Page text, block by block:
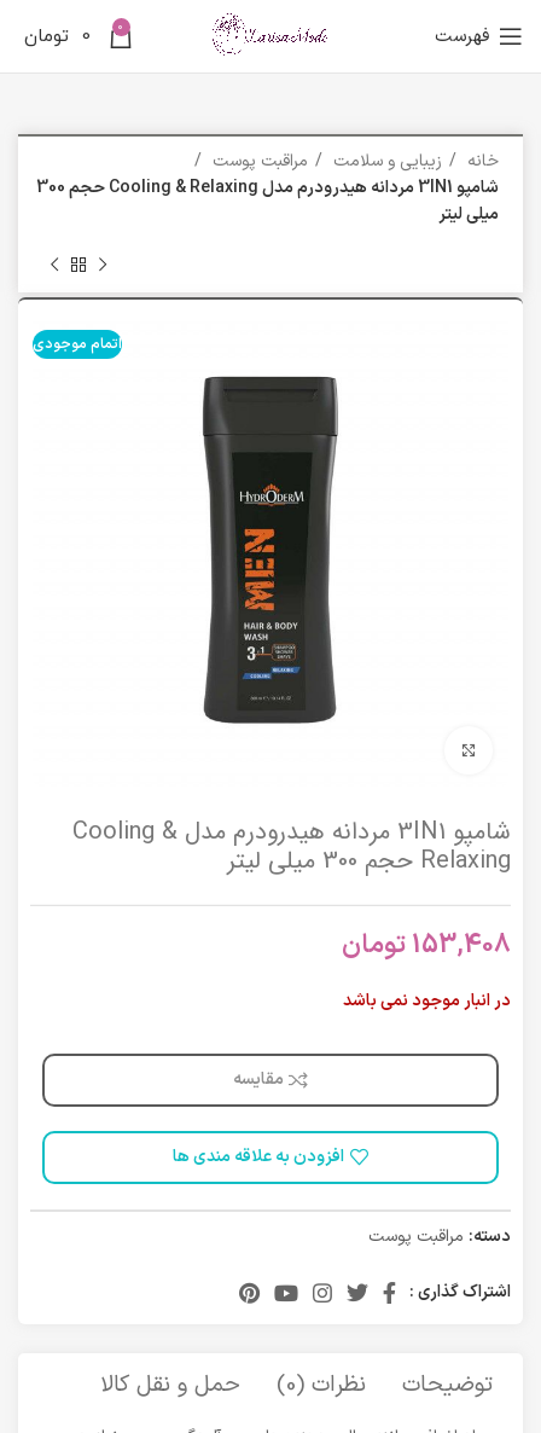
فهرست 0
0 تومان
خانه زیبایی و سلامت
مراقبت پوست
شامپو 3IN1 مردانه هیدرودرم مدل Cooling & Relaxing حجم 300
میلی لیتر
اتمام موجودی
شامپو 3IN1 مردانه هیدرودرم مدل Cooling &
Relaxing حجم 300 میلی لیتر
153,408تومان
در انبار موجود نمی باشد
مقایسه
افزودن به علاقه مندی ها
دسته: مراقبت پوست
اشتراک گذاری :
توضیحات نظرات (0) حمل و نقل کالا